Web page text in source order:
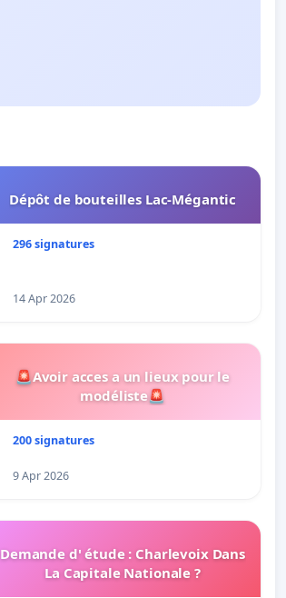
Dépôt de bouteilles Lac-Mégantic
296 signatures
14 Apr 2026
🚨Avoir acces a un lieux pour le
modéliste🚨
200 signatures
9 Apr 2026
Demande d' étude : Charlevoix Dans
La Capitale Nationale ?